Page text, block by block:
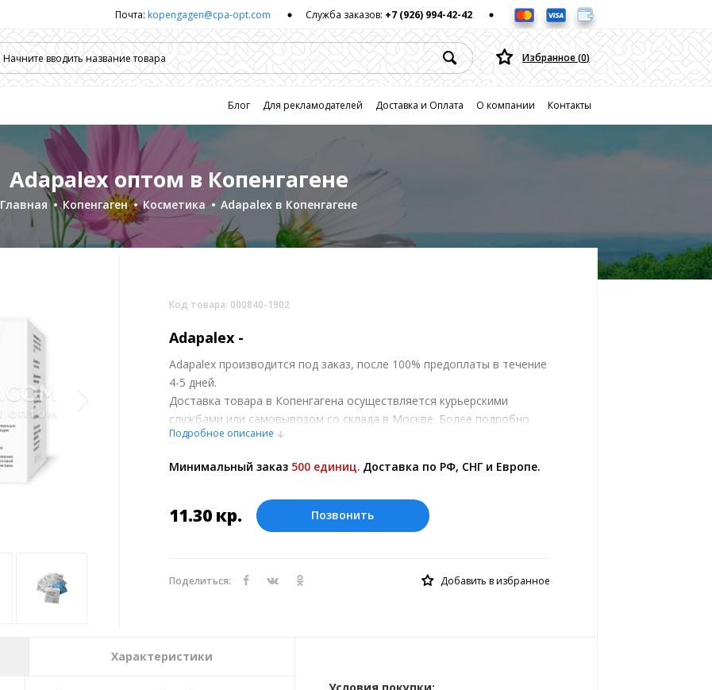
Почта: kopengagen@cpa-opt.com Служба заказов: +7 (926) 994-42-42
Избранное (0)
Блог Для рекламодателей Доставка и Оплата О компании Контакты
Главная Копенгаген Косметика Adapalex в Копенгагене
Adapalex оптом в Копенгагене
Код товара: 000840-1902
Adapalex -
Adapalex производится под заказ, после 100% предоплаты в течение
4-5 дней.
Доставка товара в Копенгагена осуществляется курьерскими
службами или самовывозом со склада в Москве. Более подробно
при обсуждении заказа с менеджером.
курсу ЦБ РФ на 07.08.2026. Текущий курс 10 руб.= 1.0273 кр.
Подробное описание
Минимальный заказ 500 единиц. Доставка по РФ, СНГ и Европе.
11.30 кр. Позвонить
Поделиться: Добавить в избранное
Характеристики